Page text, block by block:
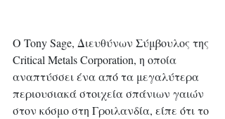
Ο Tony Sage, Διευθύνων Σύμβουλος της
Critical Metals Corporation, η οποία
αναπτύσσει ένα από τα μεγαλύτερα
περιουσιακά στοιχεία σπάνιων γαιών
στον κόσμο στη Γροιλανδία, είπε ότι το